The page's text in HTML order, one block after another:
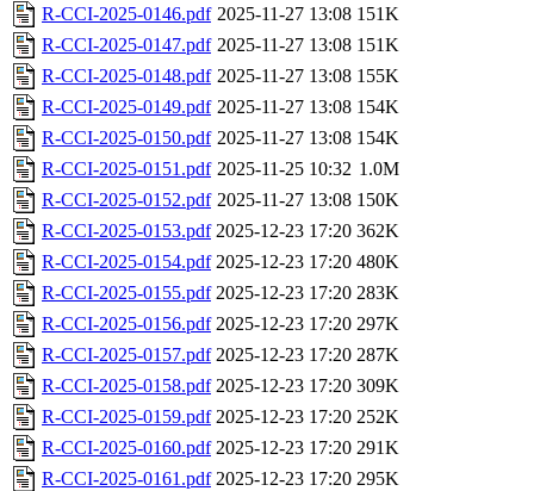
R-CCI-2025-0146.pdf 2025-11-27 13:08 151K
R-CCI-2025-0147.pdf 2025-11-27 13:08 151K
R-CCI-2025-0148.pdf 2025-11-27 13:08 155K
R-CCI-2025-0149.pdf 2025-11-27 13:08 154K
R-CCI-2025-0150.pdf 2025-11-27 13:08 154K
R-CCI-2025-0151.pdf 2025-11-25 10:32 1.0M
R-CCI-2025-0152.pdf 2025-11-27 13:08 150K
R-CCI-2025-0153.pdf 2025-12-23 17:20 362K
R-CCI-2025-0154.pdf 2025-12-23 17:20 480K
R-CCI-2025-0155.pdf 2025-12-23 17:20 283K
R-CCI-2025-0156.pdf 2025-12-23 17:20 297K
R-CCI-2025-0157.pdf 2025-12-23 17:20 287K
R-CCI-2025-0158.pdf 2025-12-23 17:20 309K
R-CCI-2025-0159.pdf 2025-12-23 17:20 252K
R-CCI-2025-0160.pdf 2025-12-23 17:20 291K
R-CCI-2025-0161.pdf 2025-12-23 17:20 295K